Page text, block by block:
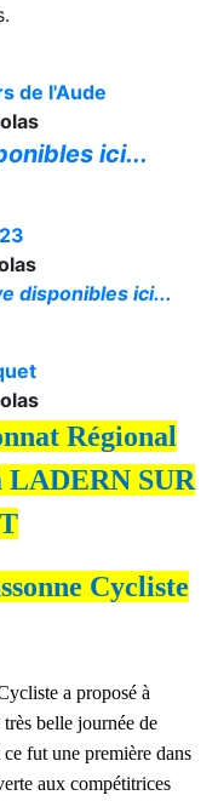
de l'Aude
ici...
disponibles ici...
Régional
LADERN SUR
Cycliste
a proposé à
belle journée de
fut une première dans
aux compétitrices